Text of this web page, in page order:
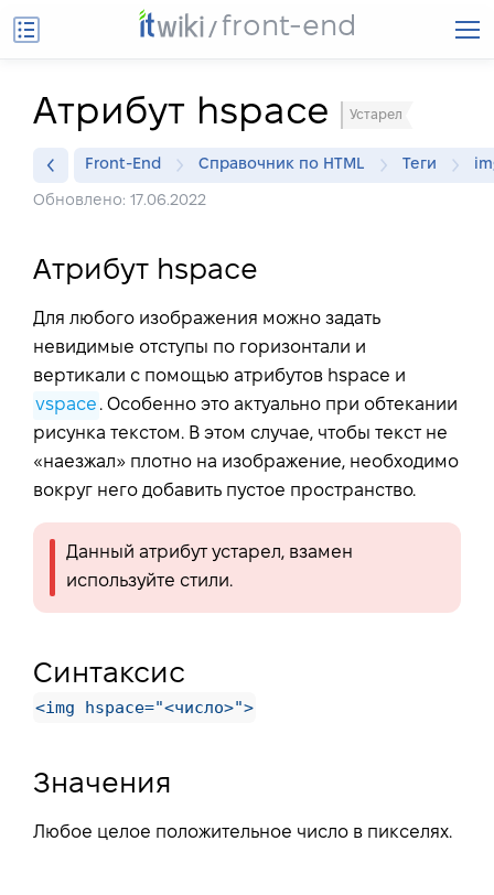
front-end
Атрибут hspace Устарел
Front-End Справочник по HTML Теги
Обновлено: 17.06.2022
Атрибут hspace
Для любого изображения можно задать
невидимые отступы по горизонтали и
вертикали с помощью атрибутов hspace и
vspace . Особенно это актуально при обтекании
рисунка текстом. В этом случае, чтобы текст не
«наезжал» плотно на изображение, необходимо
вокруг него добавить пустое пространство.
Данный атрибут устарел, взамен
используйте стили.
Синтаксис
<img hspace="<число>">
Значения
Любое целое положительное число в пикселях.